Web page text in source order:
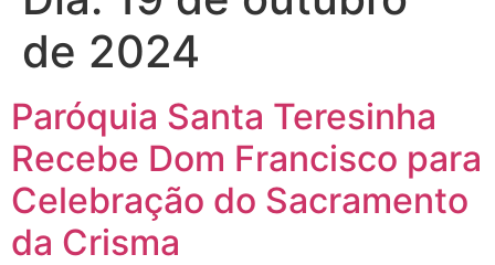
de 2024
Paróquia Santa Teresinha
Recebe Dom Francisco para
Celebração do Sacramento
da Crisma